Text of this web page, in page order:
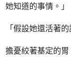
她知道的事情。」
「假設她還活著
擔憂絞著基定的